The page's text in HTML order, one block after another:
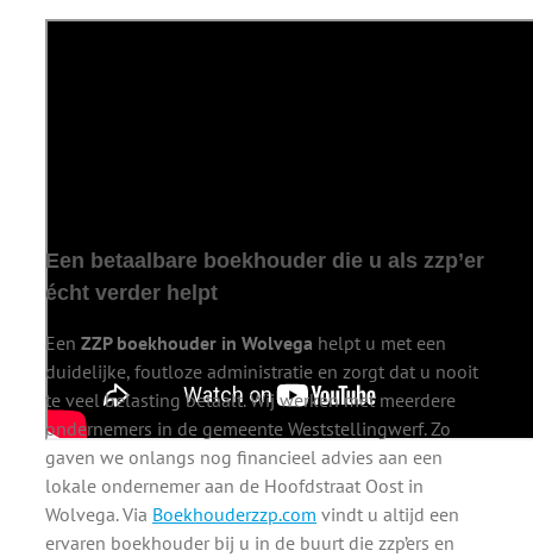
Een betaalbare boekhouder die u als zzp’er
écht verder helpt
Een ZZP boekhouder in Wolvega helpt u met een
duidelijke, foutloze administratie en zorgt dat u nooit
te veel belasting betaalt. Wij werken met meerdere
ondernemers in de gemeente Weststellingwerf. Zo
gaven we onlangs nog financieel advies aan een
lokale ondernemer aan de Hoofdstraat Oost in
Wolvega. Via Boekhouderzzp.com vindt u altijd een
ervaren boekhouder bij u in de buurt die zzp’ers en